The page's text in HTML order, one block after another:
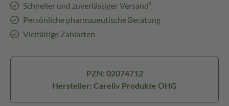
Schneller und zuverlässiger Versand³
Persönliche pharmazeutische Beratung
Vielfältige Zahlarten
PZN: 02074712
Hersteller: Careliv Produkte OHG